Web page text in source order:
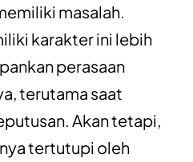
masalah.
karakter ini lebih
perasaan
terutama saat
Akan tetapi,
tertutupi oleh